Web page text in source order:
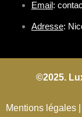
Email :
Adresse:
©2025.
Mentions légales |